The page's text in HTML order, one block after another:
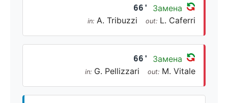
66' Замена
in: A. Tribuzzi out: L. Caferri
66' Замена
in: G. Pellizzari out: M. Vitale